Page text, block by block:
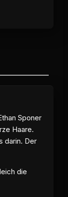
Sponer
Haare.
darin. Der
die